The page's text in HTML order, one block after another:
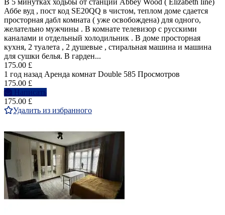
В 5 минутках ходьбы от станции Abbey Wood ( Elizabeth line)
Аббе вуд , пост код SE20QQ в чистом, теплом доме сдается
просторная дабл комната ( уже освобождена) для одного,
желательно мужчины . В комнате телевизор с русскими
каналами и отдельный холодильник . В доме просторная
кухня, 2 туалета , 2 душевые , стиральная машина и машина
для сушки белья. В гарден...
175.00 £
1 год назад Аренда комнат Double 585 Просмотров
175.00 £
Написать
175.00 £
Удалить из избранного